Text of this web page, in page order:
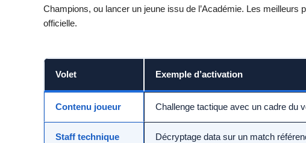
Champions, ou lancer un jeune issu de l’Académie. Les
officielle.
Volet Exemple d’activation
Contenu joueur Challenge tactique avec un cadre du
Staff technique Décryptage data sur un match